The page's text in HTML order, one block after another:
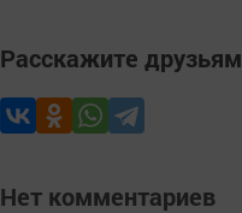
Расскажите друзьям
Нет комментариев